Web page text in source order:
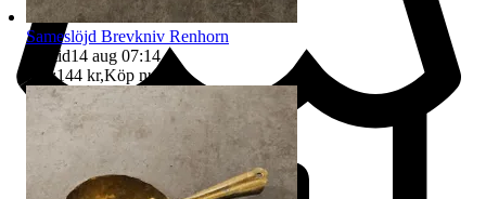
Sameslöjd Brevkniv Renhorn
Sluttid14 aug 07:14.
Pris:144 kr,Köp nu